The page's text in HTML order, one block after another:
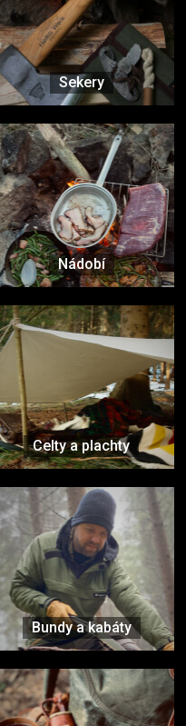
Sekery
Nádobí
Celty a plachty
Bundy a kabáty